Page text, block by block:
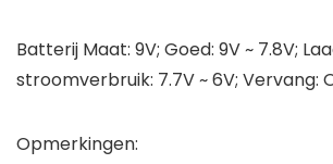
Batterij Maat: 9V; Goed: 9V ~ 7.8V;
stroomverbruik: 7.7V ~ 6V; Vervang:
Opmerkingen: